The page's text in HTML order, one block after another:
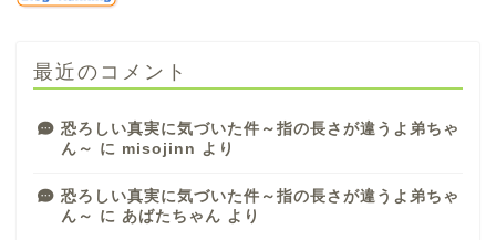
最近のコメント
恐ろしい真実に気づいた件～指の長さが違うよ弟ちゃ
ん～ に misojinn より
恐ろしい真実に気づいた件～指の長さが違うよ弟ちゃ
ん～ に あばたちゃん より